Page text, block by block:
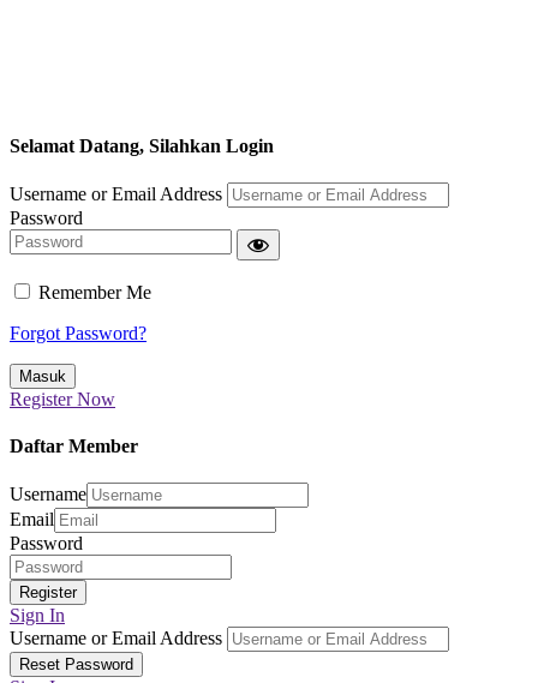
Selamat Datang, Silahkan Login
Username or Email Address
Password
Remember Me
Forgot Password?
Register Now
Daftar Member
Username
Email
Password
Sign In
Username or Email Address